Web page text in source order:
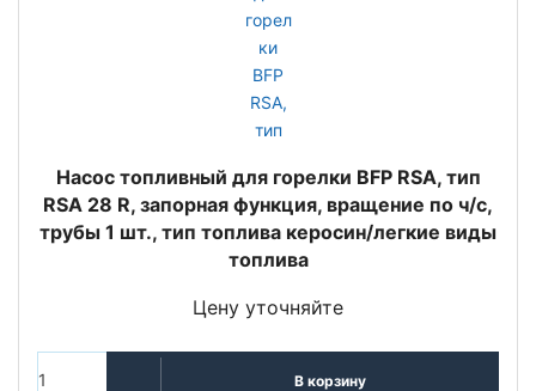
Насос топливный для горелки BFP RSA, тип
RSA 28 R, запорная функция, вращение по ч/с,
трубы 1 шт., тип топлива керосин/легкие виды
топлива
Цену уточняйте
В корзину